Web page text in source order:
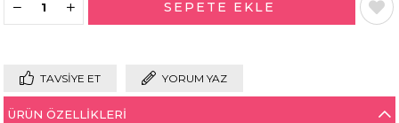
TAVSIYE ET YORUM YAZ
ÜRÜN ÖZELLIKLERI